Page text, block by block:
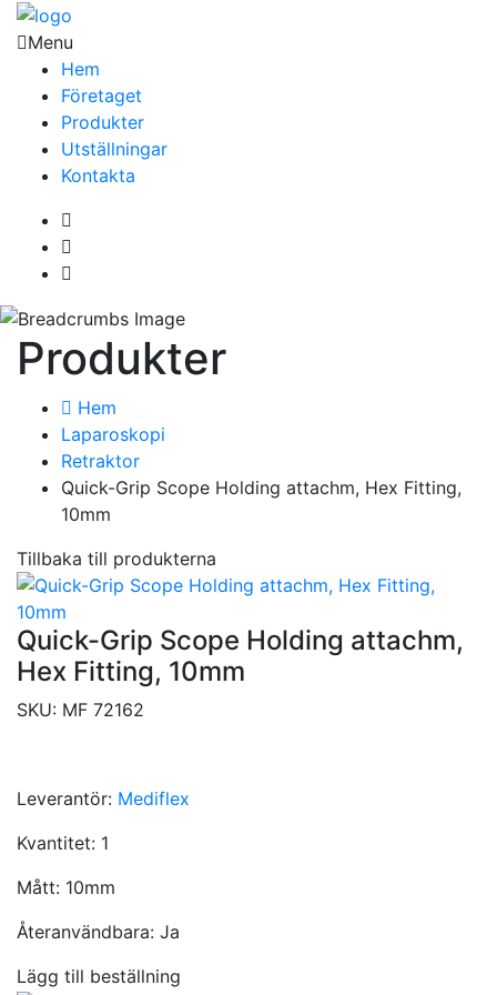
Menu
Hem
Företaget
Produkter
Utställningar
Kontakta
Produkter
Hem
Laparoskopi
Retraktor
Quick-Grip Scope Holding attachm, Hex Fitting,
10mm
Tillbaka till produkterna
Quick-Grip Scope Holding attachm,
Hex Fitting, 10mm
SKU: MF 72162
Leverantör: Mediflex
Kvantitet: 1
Mått: 10mm
Återanvändbara: Ja
Lägg till beställning